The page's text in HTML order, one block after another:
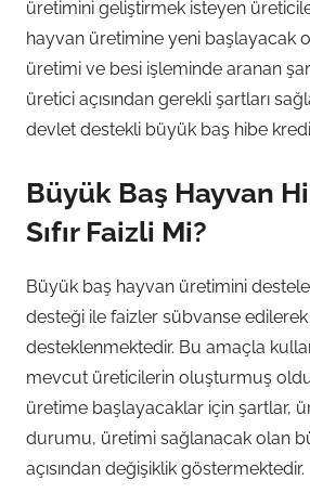
üretimini geliştirmek isteyen
hayvan üretimine yeni başlayacak
üretimi ve besi işleminde aranan
üretici açısından gerekli şartları
devlet destekli büyük baş hibe
Büyük Baş Hayvan
Sıfır Faizli Mi?
Büyük baş hayvan üretimini
desteği ile faizler sübvanse
desteklenmektedir. Bu amaçla
mevcut üreticilerin oluşturmuş
üretime başlayacaklar için şartlar,
durumu, üretimi sağlanacak olan
açısından değişiklik göstermektedir.